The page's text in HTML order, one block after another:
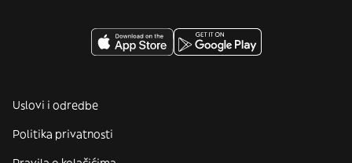
Uslovi i odredbe
Politika privatnosti